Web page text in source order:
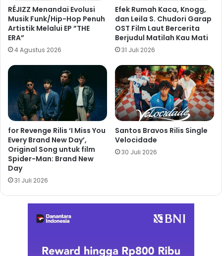
RÉJIZZ Menandai Evolusi
Musik Funk/Hip-Hop Penuh
Artistik Melalui EP ”THE
ERA”
4 Agustus 2026
Efek Rumah Kaca, Knogg,
dan Leila S. Chudori Garap
OST Film Laut Bercerita
Berjudul Matilah Kau Mati
31 Juli 2026
for Revenge Rilis ‘I Miss You
Every Brand New Day’,
Original Song untuk film
Spider-Man: Brand New
Day
31 Juli 2026
Santos Bravos Rilis Single
Velocidade
30 Juli 2026